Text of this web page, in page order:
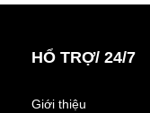
HỔ TRỢ/ 24/7
Giới thiệu